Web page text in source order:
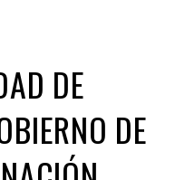
DE
DE